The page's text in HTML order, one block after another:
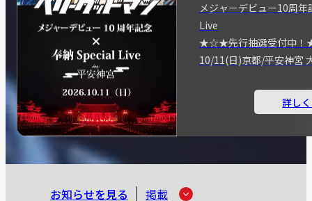
メジャーデビュー10周
Live
★☆★先行抽選受付中
10/11(日)京都/平安神宮
詳し
お知らせを見る 掲載